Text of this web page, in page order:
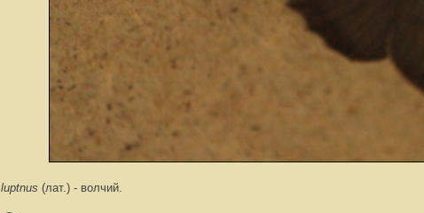
luptnus (лат.) - волчий.